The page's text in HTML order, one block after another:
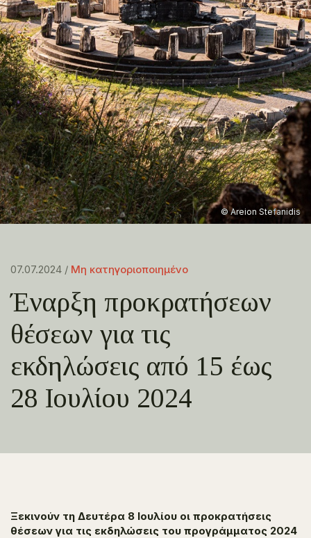
© Areion Stefanidis
07.07.2024 / Μη κατηγοριοποιημένο
Έναρξη προκρατήσεων
θέσεων για τις
εκδηλώσεις από 15 έως
28 Ιουλίου 2024
Ξεκινούν τη Δευτέρα 8 Ιουλίου οι προκρατήσεις
θέσεων για τις εκδηλώσεις του προγράμματος 2024